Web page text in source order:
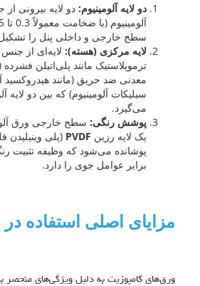
دو لایه آلومینیوم: دو لایه بیرونی از
سطح خارجی و داخلی پنل را
لایه مرکزی (هسته): لایه‌ای از جنس
معدنی ضد حریق (مانند هیدروکسید
سیلیکات آلومینیوم) که بین دو لایه
می‌گیرد.
پوشش رنگی: سطح خارجی ورق
یک لایه رزین PVDF
پوشانده می‌شود که وظیفه تثبیت
برابر عوامل جوی را دارد.
مزایای اصلی استفاده در
ورق‌های کامپوزیت به دلیل ویژگی‌های منحصر